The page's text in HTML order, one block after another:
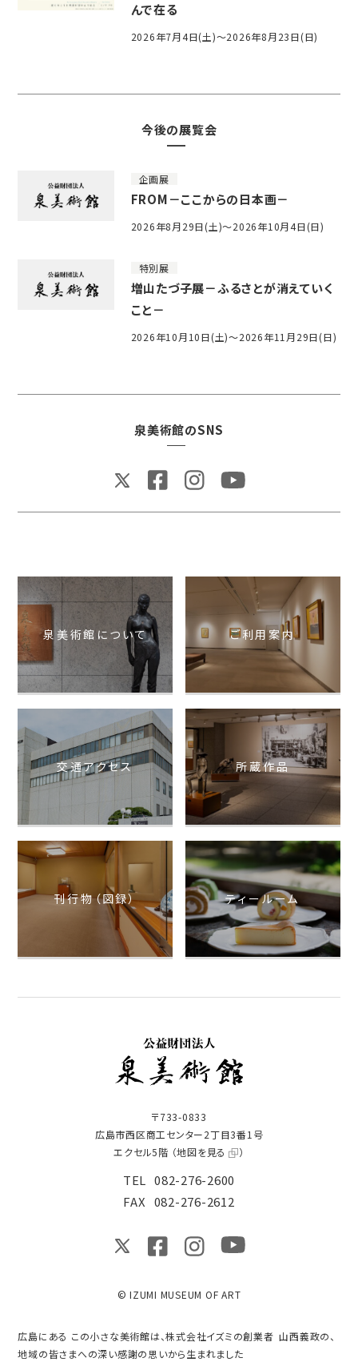
んで在る
2026年7月4日(土)～2026年8月23日(日)
今後の展覧会
企画展
FROM－ここからの日本画－
2026年8月29日(土)～2026年10月4日(日)
特別展
増山たづ子展－ふるさとが消えていく
こと－
2026年10月10日(土)～2026年11月29日(日)
泉美術館のSNS
泉美術館について ご利用案内
交通アクセス 所蔵作品
刊行物（図録） ティールーム
〒733-0833
広島市西区商工センター2丁目3番1号
エクセル5階 （地図を見る ）
TEL 082-276-2600
FAX 082-276-2612
© IZUMI MUSEUM OF ART
広島にある この小さな美術館は、株式会社イズミの創業者 山西義政の、
地域の皆さまへの深い感謝の思いから生まれました